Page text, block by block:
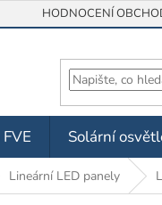
HODNOCENÍ
Solární
Lineární LED panely